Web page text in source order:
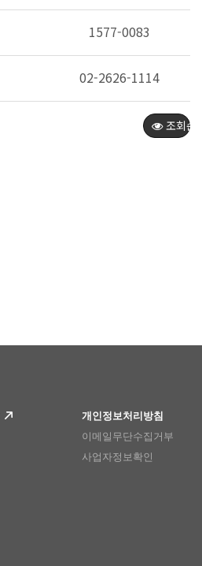
1577-0083
02-2626-1114
조회순
개인정보처리방침
이메일무단수집거부
사업자정보확인